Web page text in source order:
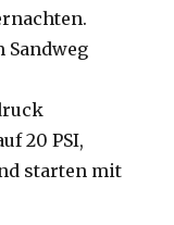
Sandweg
20 PSI,
starten mit